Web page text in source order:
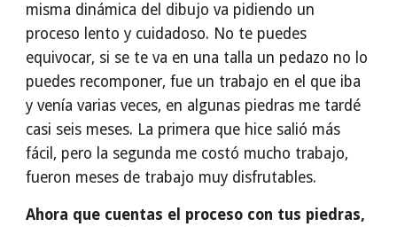
misma dinámica del dibujo va pidiendo un
proceso lento y cuidadoso. No te puedes
equivocar, si se te va en una talla un pedazo no lo
puedes recomponer, fue un trabajo en el que iba
y venía varias veces, en algunas piedras me tardé
casi seis meses. La primera que hice salió más
fácil, pero la segunda me costó mucho trabajo,
fueron meses de trabajo muy disfrutables.
Ahora que cuentas el proceso con tus piedras,